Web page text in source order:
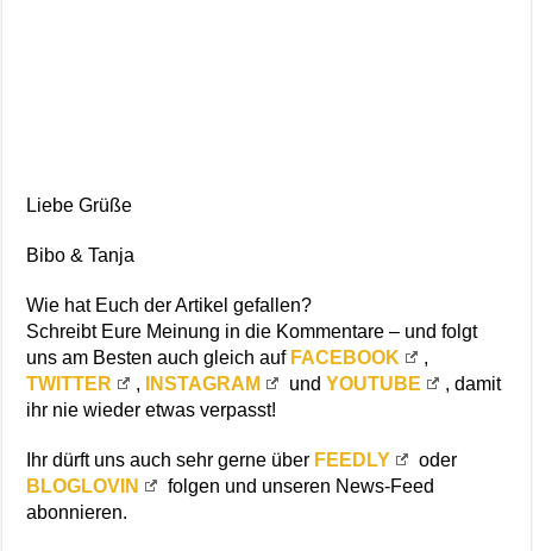
Liebe Grüße
Bibo & Tanja
Wie hat Euch der Artikel gefallen?
Schreibt Eure Meinung in die Kommentare – und folgt
uns am Besten auch gleich auf FACEBOOK
,
TWITTER
, INSTAGRAM undYOUTUBE
, damit
ihr nie wieder etwas verpasst!
Ihr dürft uns auch sehr gerne über FEEDLY
oder
BLOGLOVIN
folgen und unseren News-Feed
abonnieren.